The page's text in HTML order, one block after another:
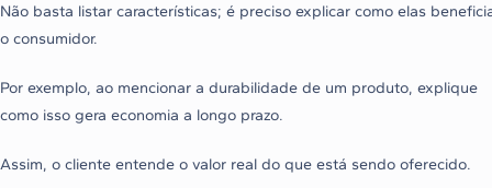
Não basta listar características; é preciso explicar como elas
o consumidor.
Por exemplo, ao mencionar a durabilidade de um produto, explique
como isso gera economia a longo prazo.
Assim, o cliente entende o valor real do que está sendo oferecido.